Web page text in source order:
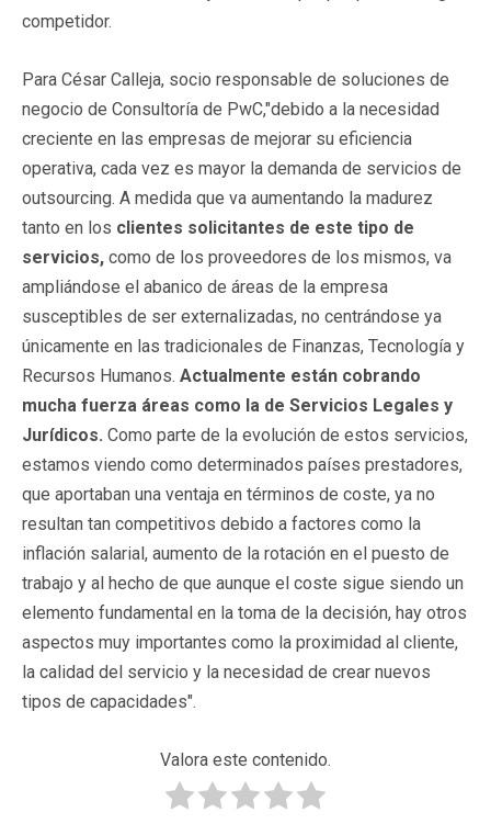
competidor.
Para César Calleja, socio responsable de soluciones de
negocio de Consultoría de PwC,"debido a la necesidad
creciente en las empresas de mejorar su eficiencia
operativa, cada vez es mayor la demanda de servicios de
outsourcing. A medida que va aumentando la madurez
tanto en los clientes solicitantes de este tipo de
servicios, como de los proveedores de los mismos, va
ampliándose el abanico de áreas de la empresa
susceptibles de ser externalizadas, no centrándose ya
únicamente en las tradicionales de Finanzas, Tecnología y
Recursos Humanos. Actualmente están cobrando
mucha fuerza áreas como la de Servicios Legales y
Jurídicos. Como parte de la evolución de estos servicios,
estamos viendo como determinados países prestadores,
que aportaban una ventaja en términos de coste, ya no
resultan tan competitivos debido a factores como la
inflación salarial, aumento de la rotación en el puesto de
trabajo y al hecho de que aunque el coste sigue siendo un
elemento fundamental en la toma de la decisión, hay otros
aspectos muy importantes como la proximidad al cliente,
la calidad del servicio y la necesidad de crear nuevos
tipos de capacidades".
Valora este contenido.